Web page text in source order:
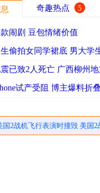
奇趣热点 5
闹剧 豆包情绪价值
偷拍女同学裙底 男大学
已致2人死亡 广西柳州
试产受阻 博主爆料折
国2战机飞行表演时撞毁 美国